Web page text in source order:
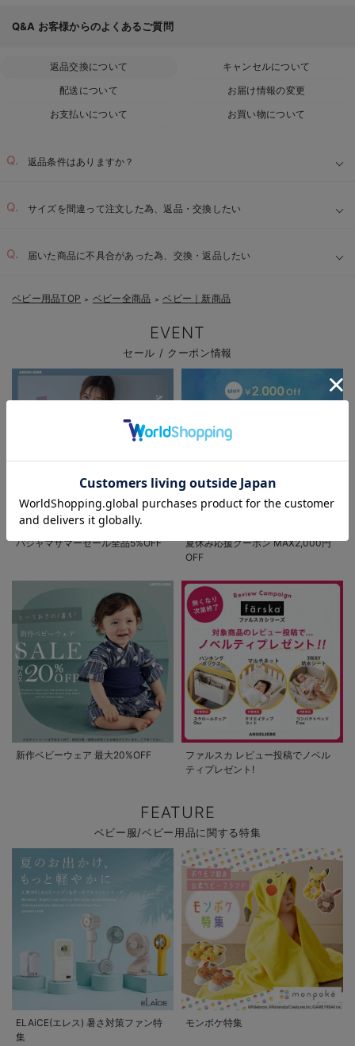
Q&A お客様からのよくあるご質問
返品交換について
キャンセルについて
配送について
お届け情報の変更
お支払いについて
お買い物について
返品条件はありますか？
サイズを間違って注文した為、返品・交換したい
届いた商品に不具合があった為、交換・返品したい
お気に入り商品を確認する
ベビー用品TOP ＞ ベビー全商品 ＞ ベビー｜新商品
EVENT
セール / クーポン情報
パジャマサマーセール全品5%OFF
夏休み応援クーポン MAX2,000円
OFF
新作ベビーウェア 最大20%OFF
ファルスカ レビュー投稿でノベル
ティプレゼント!
FEATURE
ベビー服/ベビー用品に関する特集
ELAiCE(エレス) 暑さ対策ファン特
集
モンポケ特集